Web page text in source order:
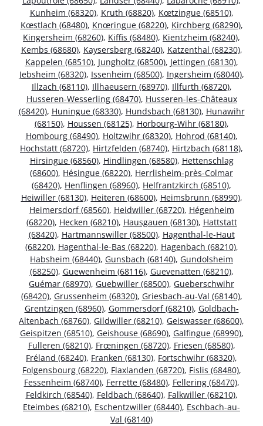
Kunheim (68320), Kruth (68820), Kœtzingue (68510),
Kœstlach (68480), Knœringue (68220), Kirchberg (68290),
Kingersheim (68260), Kiffis (68480), Kientzheim (68240),
Kembs (68680), Kaysersberg (68240), Katzenthal (68230),
Kappelen (68510), Jungholtz (68500), Jettingen (68130),
Jebsheim (68320), Issenheim (68500), Ingersheim (68040),
Illzach (68110), Illhaeusern (68970), Illfurth (68720),
Husseren-Wesserling (68470), Husseren-les-Châteaux
(68420), Huningue (68330), Hundsbach (68130), Hunawihr
(68150), Houssen (68125), Horbourg-Wihr (68180),
Hombourg (68490), Holtzwihr (68320), Hohrod (68140),
Hochstatt (68720), Hirtzfelden (68740), Hirtzbach (68118),
Hirsingue (68560), Hindlingen (68580), Hettenschlag
(68600), Hésingue (68220), Herrlisheim-près-Colmar
(68420), Henflingen (68960), Helfrantzkirch (68510),
Heiwiller (68130), Heiteren (68600), Heimsbrunn (68990),
Heimersdorf (68560), Heidwiller (68720), Hégenheim
(68220), Hecken (68210), Hausgauen (68130), Hattstatt
(68420), Hartmannswiller (68500), Hagenthal-le-Haut
(68220), Hagenthal-le-Bas (68220), Hagenbach (68210),
Habsheim (68440), Gunsbach (68140), Gundolsheim
(68250), Guewenheim (68116), Guevenatten (68210),
Guémar (68970), Guebwiller (68500), Gueberschwihr
(68420), Grussenheim (68320), Griesbach-au-Val (68140),
Grentzingen (68960), Gommersdorf (68210), Goldbach-
Altenbach (68760), Gildwiller (68210), Geiswasser (68600),
Geispitzen (68510), Geishouse (68690), Galfingue (68990),
Fulleren (68210), Frœningen (68720), Friesen (68580),
Fréland (68240), Franken (68130), Fortschwihr (68320),
Folgensbourg (68220), Flaxlanden (68720), Fislis (68480),
Fessenheim (68740), Ferrette (68480), Fellering (68470),
Feldkirch (68540), Feldbach (68640), Falkwiller (68210),
Eteimbes (68210), Eschentzwiller (68440), Eschbach-au-
Val (68140)